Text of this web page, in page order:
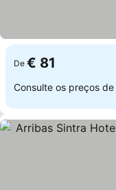
De € 81
Consulte os preços de